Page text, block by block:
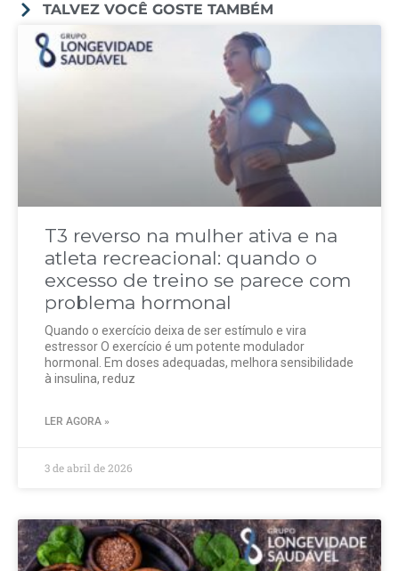
TALVEZ VOCÊ GOSTE TAMBÉM
T3 reverso na mulher ativa e na
atleta recreacional: quando o
excesso de treino se parece com
problema hormonal
Quando o exercício deixa de ser estímulo e vira
estressor O exercício é um potente modulador
hormonal. Em doses adequadas, melhora sensibilidade
à insulina, reduz
LER AGORA »
3 de abril de 2026